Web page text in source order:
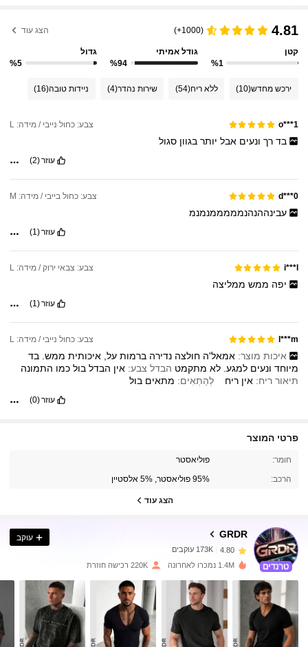
4.81
(1000+) הצג עוד
קטן
%1
גודל אמיתי
%94
גדול
%5
ירכש מחדש(10) ללא ריח(54) שירות נהדר(4) ניידות טובה(16)
o***1 צבע: כחול נייבי / מידה: L
בד רך ונעים אבל יותר בגוון סגול
עוזר(2)
d***0 צבע: כחול בייבי / מידה: M
עבינההנהנמממממנמנמ
עוזר(1)
i***l צבע: צבאי ירוק / מידה: L
יפה ממש ממליצה
עוזר(1)
l***m צבע: כחול נייבי / מידה: L
איכות מוצר: אמאל'ה חולצה נדירה ברמות על, איכותית ממש. בד
מיוחד ונעיםלמגע.לא מתקמט הבדל צבע:אין הבדלבולכמו התמונה
תיאור ריח:איןריח לְהַתְאִים: מתאיםבול
עוזר(0)
פרטי המוצר
חומר: פוליאסטר
הרכב: 95% פוליאסטר, 5% אלסטיין
הצג עוד
GRDR
173K עוקבים
4.80 173K עוקבים
173K עוקבים
4.80 173K עוקבים
עוקב
1.4M נמכרו לאחרונה 220K רכישה חוזרת